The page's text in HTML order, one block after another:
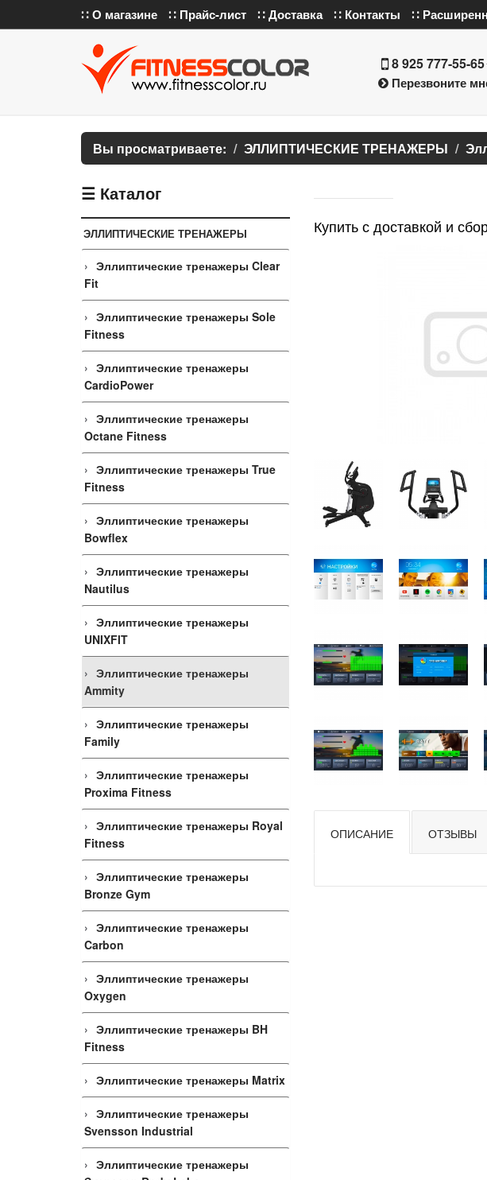
∷ О магазине ∷ Прайс-лист ∷ Доставка ∷ Контакты ∷
8 925 777-55-65
Перезвоните
Вы просматриваете: ЭЛЛИПТИЧЕСКИЕ ТРЕНАЖЕРЫ
☰ Каталог
ЭЛЛИПТИЧЕСКИЕ ТРЕНАЖЕРЫ
Эллиптические тренажеры Clear
Fit
Эллиптические тренажеры Sole
Fitness
Эллиптические тренажеры
CardioPower
Эллиптические тренажеры
Octane Fitness
Эллиптические тренажеры True
Fitness
Эллиптические тренажеры
Bowflex
Эллиптические тренажеры
Nautilus
Эллиптические тренажеры
UNIXFIT
Эллиптические тренажеры
Ammity
Эллиптические тренажеры
Family
Эллиптические тренажеры
Proxima Fitness
Эллиптические тренажеры Royal
Fitness
Эллиптические тренажеры
Bronze Gym
Эллиптические тренажеры
Carbon
Эллиптические тренажеры
Oxygen
Эллиптические тренажеры BH
Fitness
Эллиптические тренажеры Matrix
Эллиптические тренажеры
Svensson Industrial
Эллиптические тренажеры
Купить с доставкой и
ОПИСАНИЕ ОТЗЫВЫ